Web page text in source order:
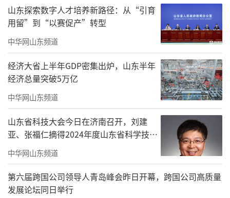
山东探索数字人才培养新路径：从“引育
用留”到“以赛促产”转型
中华网山东频道
经济大省上半年GDP密集出炉，山东半年
经济总量突破5万亿
中华网山东频道
山东省科技大会今日在济南召开，刘建
亚、张福仁摘得2024年度山东省科学技术
奖最高奖！
中华网山东频道
第六届跨国公司领导人青岛峰会昨日开幕，跨国公司高质量
发展论坛同日举行